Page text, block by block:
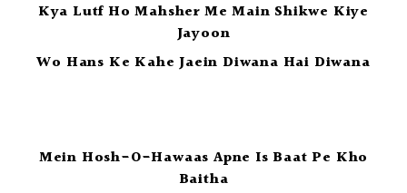
Kya Lutf Ho Mahsher Me Main Shikwe Kiye
Jayoon
Wo Hans Ke Kahe Jaein Diwana Hai Diwana
Mein Hosh-O-Hawaas Apne Is Baat Pe Kho
Baitha